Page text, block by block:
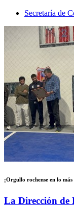
Secretaría de
¡Orgullo rochense en lo
La Dirección de